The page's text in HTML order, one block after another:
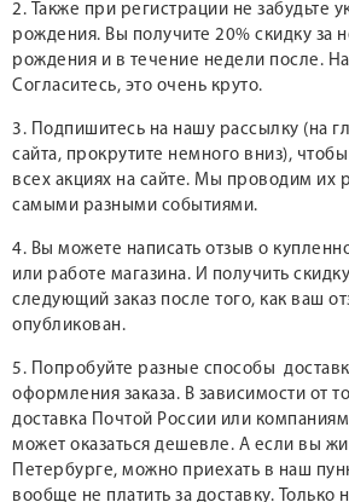
2. Также при регистрации не забудьте
рождения. Вы получите 20% скидку за
рождения и в течение недели после.
Согласитесь, это очень круто.
3. Подпишитесь на нашу рассылку (на
сайта, прокрутите немного вниз),
всех акциях на сайте. Мы проводим их
самыми разными событиями.
4. Вы можете написать отзыв о
или работе магазина. И получить
следующий заказ после того, как ваш
опубликован.
5. Попробуйте разные способы
оформления заказа. В зависимости от
доставка Почтой России или
может оказаться дешевле. А если вы
Петербурге, можно приехать в наш
вообще не платить за доставку. Только